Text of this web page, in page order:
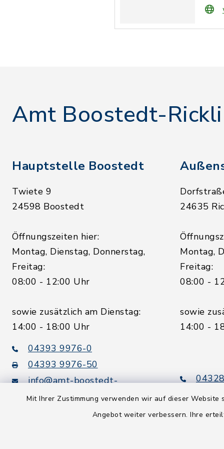
Mit Ihrer Zustimmung verwenden wir auf dieser
Angebot weiter verbessern. Ihre
Amt Boostedt-
Hauptstelle Boostedt
Twiete 9
24598 Boostedt
Öffnungszeiten hier:
Montag, Dienstag, Donnerstag,
Freitag:
08:00 - 12:00 Uhr
sowie zusätzlich am Dienstag:
14:00 - 18:00 Uhr
04393 9976-0
04393 9976-50
info@amt-boostedt-
24635
Montag,
Freitag:
08:00 -
sowie
14:00 -